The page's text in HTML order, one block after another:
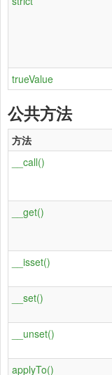
trueValue
公共方法
方法
__call()
__get()
__isset()
__set()
__unset()
applyTo()